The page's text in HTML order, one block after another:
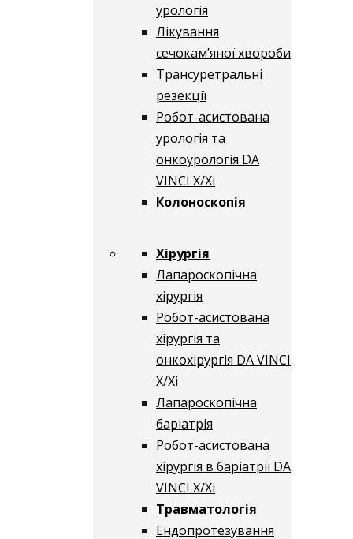
урологія
Лікування
сечокам’яної хвороби
Трансуретральні
резекції
Робот-асистована
урологія та
онкоурологія DA
VINCI X/Xі
Колоноскопія
Хірургія
Лапароскопічна
хірургія
Робот-асистована
хірургія та
онкохірургія DA VINCI
X/Xі
Лапароскопічна
баріатрія
Робот-асистована
хірургія в баріатрії DA
VINCI X/Xі
Травматологія
Ендопротезування